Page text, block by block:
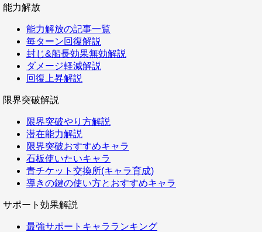
能力解放
能力解放の記事一覧
毎ターン回復解説
封じ&船長効果無効解説
ダメージ軽減解説
回復上昇解説
限界突破解説
限界突破やり方解説
潜在能力解説
限界突破おすすめキャラ
石板使いたいキャラ
青チケット交換所(キャラ育成)
導きの鍵の使い方とおすすめキャラ
サポート効果解説
最強サポートキャラランキング